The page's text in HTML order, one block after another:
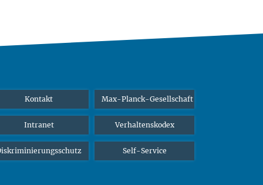
Kontakt Max-Planck-Gesellschaft
Intranet Verhaltenskodex
Self-Service